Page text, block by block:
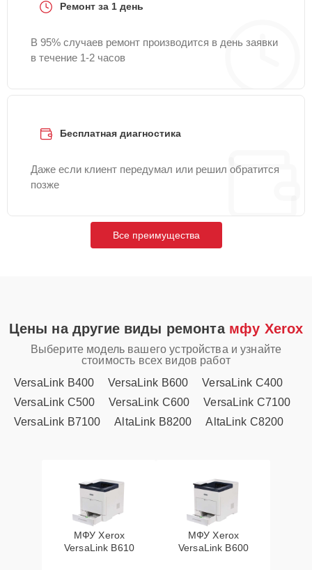
Ремонт за 1 день
В 95% случаев ремонт производится в день заявки
в течение 1-2 часов
Бесплатная диагностика
Даже если клиент передумал или решил обратится
позже
Все преимущества
Цены на другие виды ремонта мфу Xerox
Выберите модель вашего устройства и узнайте
стоимость всех видов работ
VersaLink B400
VersaLink B600
VersaLink C400
VersaLink C500
VersaLink C600
VersaLink C7100
VersaLink B7100
AltaLink B8200 AltaLink C8200
МФУ Xerox
VersaLink B610
МФУ Xerox
VersaLink B600